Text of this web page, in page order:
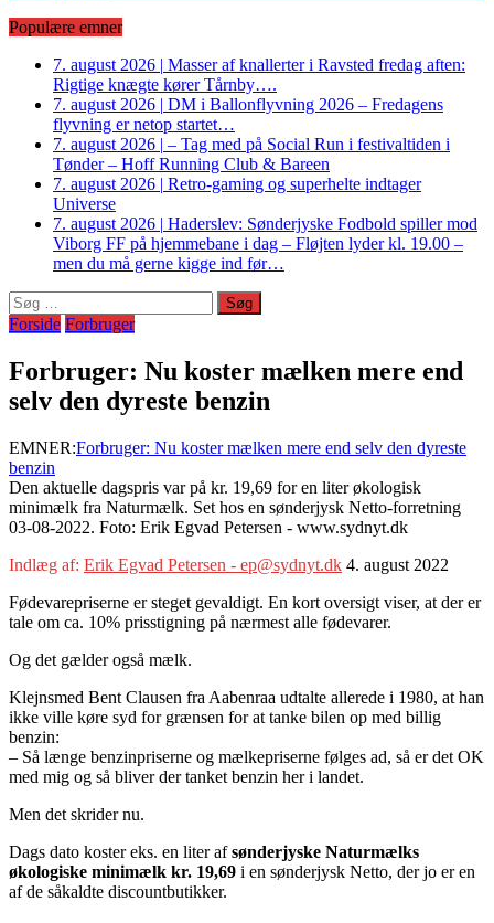
Populære emner
7. august 2026 | Masser af knallerter i Ravsted fredag aften:
Rigtige knægte kører Tårnby….
7. august 2026 | DM i Ballonflyvning 2026 – Fredagens
flyvning er netop startet…
7. august 2026 | – Tag med på Social Run i festivaltiden i
Tønder – Hoff Running Club & Bareen
7. august 2026 | Retro-gaming og superhelte indtager
Universe
7. august 2026 | Haderslev: Sønderjyske Fodbold spiller mod
Viborg FF på hjemmebane i dag – Fløjten lyder kl. 19.00 –
men du må gerne kigge ind før…
Søg
efter:
Forside Forbruger
Forbruger: Nu koster mælken mere end
selv den dyreste benzin
EMNER:Forbruger: Nu koster mælken mere end selv den dyreste
benzin
Den aktuelle dagspris var på kr. 19,69 for en liter økologisk
minimælk fra Naturmælk. Set hos en sønderjysk Netto-forretning
03-08-2022. Foto: Erik Egvad Petersen - www.sydnyt.dk
Indlæg af: Erik Egvad Petersen - ep@sydnyt.dk 4. august 2022
Fødevarepriserne er steget gevaldigt. En kort oversigt viser, at der er
tale om ca. 10% prisstigning på nærmest alle fødevarer.
Og det gælder også mælk.
Klejnsmed Bent Clausen fra Aabenraa udtalte allerede i 1980, at han
ikke ville køre syd for grænsen for at tanke bilen op med billig
benzin:
– Så længe benzinpriserne og mælkepriserne følges ad, så er det OK
med mig og så bliver der tanket benzin her i landet.
Men det skrider nu.
Dags dato koster eks. en liter afsønderjyske Naturmælks
økologiske minimælk kr. 19,69 i en sønderjysk Netto, der jo er en
af de såkaldte discountbutikker.